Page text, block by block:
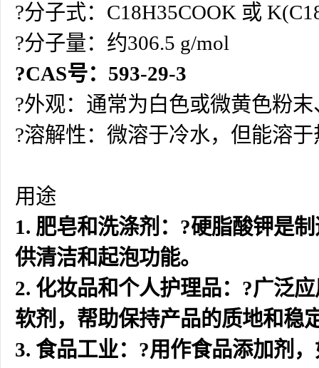
?分子式：C18H35COOK 或
?分子量：约306.5 g/mol
?CAS号：593-29-3
?外观：通常为白色或微黄色粉
?溶解性：微溶于冷水，但能溶
用途
1. 肥皂和洗涤剂：?硬脂酸钾是
供清洁和起泡功能。
2. 化妆品和个人护理品：?广泛
软剂，帮助保持产品的质地和稳
3. 食品工业：?用作食品添加剂